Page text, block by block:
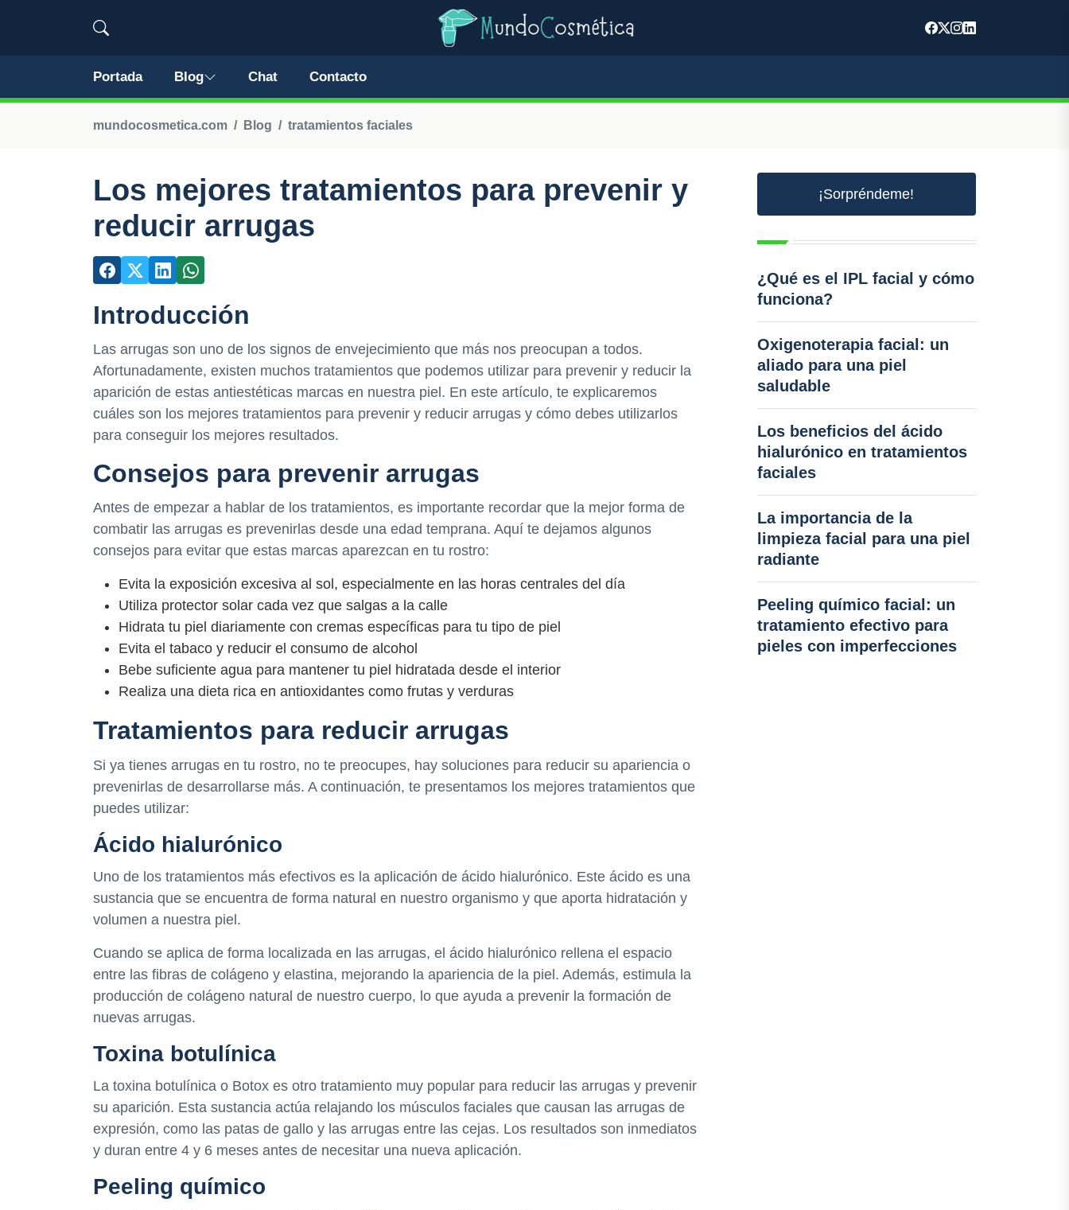
Portada Blog Chat Contacto
mundocosmetica.com Blog tratamientos faciales
Los mejores tratamientos para prevenir y
reducir arrugas
Introducción
Las arrugas son uno de los signos de envejecimiento que más nos preocupan a todos.
Afortunadamente, existen muchos tratamientos que podemos utilizar para prevenir y reducir la
aparición de estas antiestéticas marcas en nuestra piel. En este artículo, te explicaremos
cuáles son los mejores tratamientos para prevenir y reducir arrugas y cómo debes utilizarlos
para conseguir los mejores resultados.
Consejos para prevenir arrugas
Antes de empezar a hablar de los tratamientos, es importante recordar que la mejor forma de
combatir las arrugas es prevenirlas desde una edad temprana. Aquí te dejamos algunos
consejos para evitar que estas marcas aparezcan en tu rostro:
Evita la exposición excesiva al sol, especialmente en las horas centrales del día
Utiliza protector solar cada vez que salgas a la calle
Hidrata tu piel diariamente con cremas específicas para tu tipo de piel
Evita el tabaco y reducir el consumo de alcohol
Bebe suficiente agua para mantener tu piel hidratada desde el interior
Realiza una dieta rica en antioxidantes como frutas y verduras
Tratamientos para reducir arrugas
Si ya tienes arrugas en tu rostro, no te preocupes, hay soluciones para reducir su apariencia o
prevenirlas de desarrollarse más. A continuación, te presentamos los mejores tratamientos que
puedes utilizar:
Ácido hialurónico
Uno de los tratamientos más efectivos es la aplicación de ácido hialurónico. Este ácido es una
sustancia que se encuentra de forma natural en nuestro organismo y que aporta hidratación y
volumen a nuestra piel.
Cuando se aplica de forma localizada en las arrugas, el ácido hialurónico rellena el espacio
entre las fibras de colágeno y elastina, mejorando la apariencia de la piel. Además, estimula la
producción de colágeno natural de nuestro cuerpo, lo que ayuda a prevenir la formación de
nuevas arrugas.
Toxina botulínica
La toxina botulínica o Botox es otro tratamiento muy popular para reducir las arrugas y prevenir
su aparición. Esta sustancia actúa relajando los músculos faciales que causan las arrugas de
expresión, como las patas de gallo y las arrugas entre las cejas. Los resultados son inmediatos
y duran entre 4 y 6 meses antes de necesitar una nueva aplicación.
Peeling químico
¡Sorpréndeme!
¿Qué es el IPL facial y cómo
funciona?
Oxigenoterapia facial: un
aliado para una piel
saludable
Los beneficios del ácido
hialurónico en tratamientos
faciales
La importancia de la
limpieza facial para una piel
radiante
Peeling químico facial: un
tratamiento efectivo para
pieles con imperfecciones